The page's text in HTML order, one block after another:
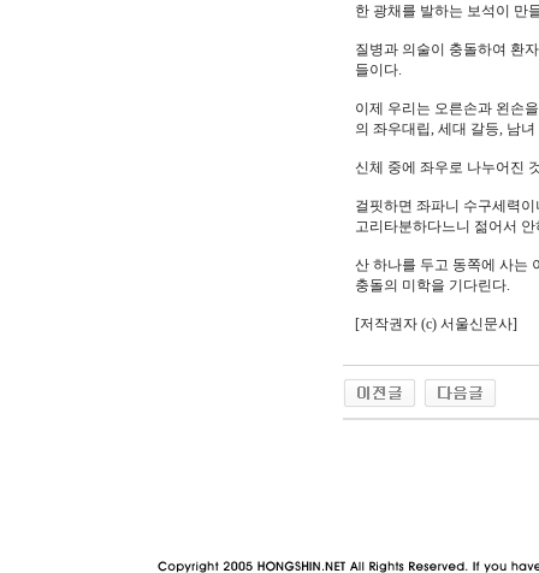
한 광채를 발하는 보석이 만
질병과 의술이 충돌하여 환
들이다.
이제 우리는 오른손과 왼손
의 좌우대립, 세대 갈등, 남
신체 중에 좌우로 나누어진
걸핏하면 좌파니 수구세력
고리타분하다느니 젊어서
산 하나를 두고 동쪽에 사는
충돌의 미학을 기다린다.
[저작권자 (c) 서울신문사]